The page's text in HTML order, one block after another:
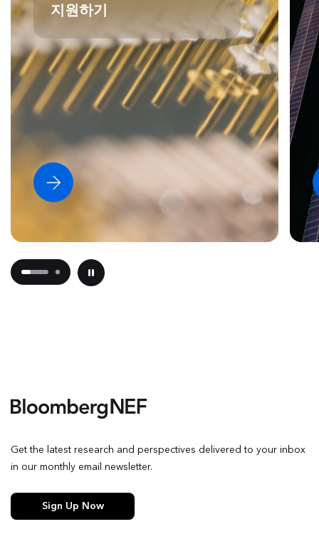
지원하기
Get the latest research and perspectives delivered to your inbox
in our monthly email newsletter.
Sign Up Now